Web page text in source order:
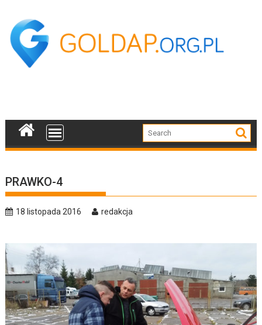
content
PRAWKO-4
18 listopada 2016 redakcja